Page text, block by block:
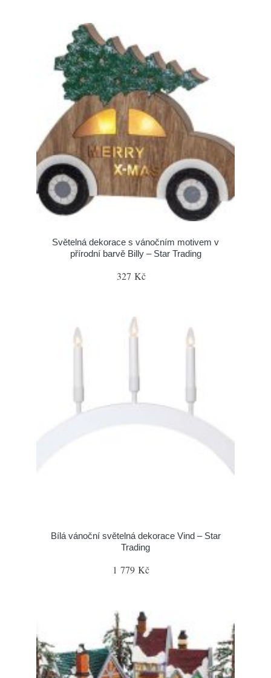
Světelná dekorace s vánočním motivem v
přírodní barvě Billy – Star Trading
327 Kč
Bílá vánoční světelná dekorace Vind – Star
Trading
1 779 Kč